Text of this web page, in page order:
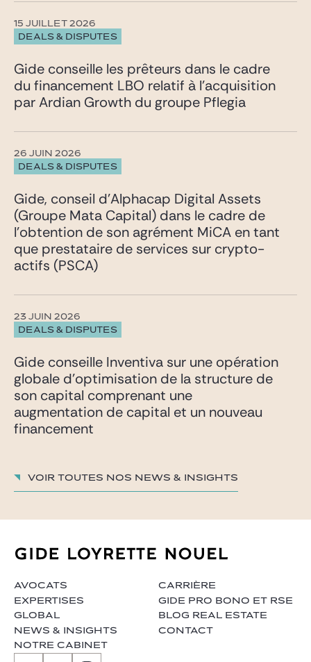
DEALS & DISPUTES
15 JUILLET 2026
Gide conseille les prêteurs dans le cadre
du financement LBO relatif à l’acquisition
par Ardian Growth du groupe Pflegia
DEALS & DISPUTES
26 JUIN 2026
Gide, conseil d’Alphacap Digital Assets
(Groupe Mata Capital) dans le cadre de
l’obtention de son agrément MiCA en tant
que prestataire de services sur crypto-
actifs (PSCA)
DEALS & DISPUTES
23 JUIN 2026
Gide conseille Inventiva sur une opération
globale d’optimisation de la structure de
son capital comprenant une
augmentation de capital et un nouveau
financement
Voir toutes nos News & insights
AVOCATS
EXPERTISES
GLOBAL
NEWS & INSIGHTS
NOTRE CABINET
CARRIÈRE
GIDE PRO BONO ET RSE
BLOG REAL ESTATE
CONTACT